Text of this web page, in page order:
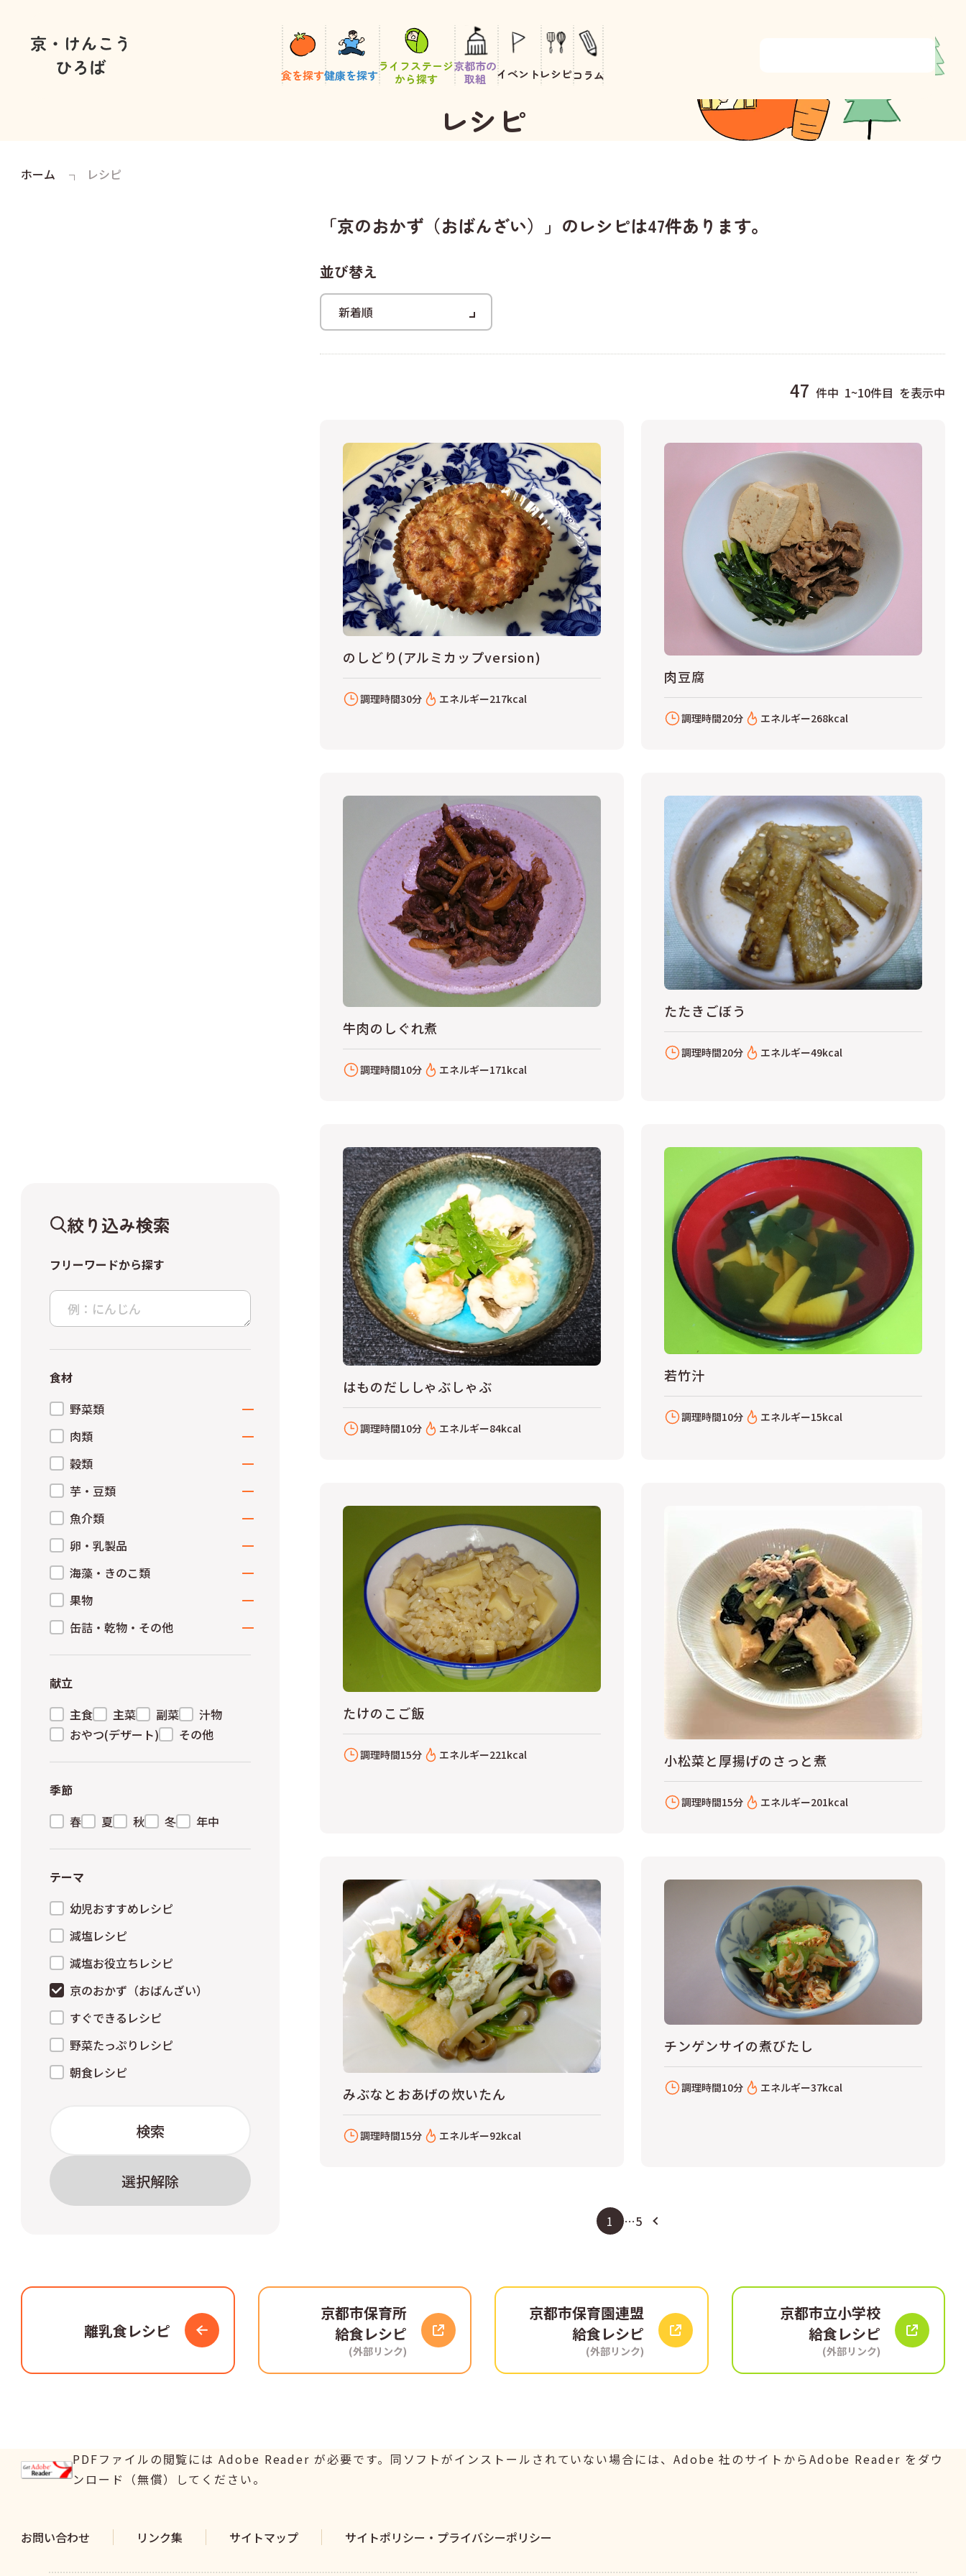
食を探す健康を探す
ライフステージ
から探す
京都市の
取組
イベントレシピコラム
レシピ
ホーム レシピ
絞り込み検索
フリーワードから探す
食材
野菜類
青菜類
その他緑黄色野菜
根菜類
その他淡色野菜
肉類
鶏肉
豚肉
牛肉
ひき肉
肉加工品・その他肉類
穀類
パン
ごはん
麺類
その他穀類
芋・豆類
さつまいも
さといも
じゃがいも
その他芋類
大豆・大豆加工品
魚介類
白身魚
赤身魚
青魚
えび・いか・たこ
卵・乳製品
卵
乳製品
海藻・きのこ類
海藻類
きのこ類
果物
缶詰・乾物・その他
缶詰
その他
献立
主食
主菜 副菜
汁物
おやつ(デザート)
その他
季節
春
夏 秋 冬 年中
テーマ
幼児おすすめレシピ
減塩レシピ
減塩お役立ちレシピ
京のおかず（おばんざい）
すぐできるレシピ
野菜たっぷりレシピ
朝食レシピ
検索
選択解除
「京のおかず（おばんざい）」のレシピは47件あります。
並び替え
47 件中 1~10件目 を表示中
のしどり(アルミカップversion)
調理時間30分 エネルギー217kcal
肉豆腐
調理時間20分 エネルギー268kcal
牛肉のしぐれ煮
調理時間10分 エネルギー171kcal
たたきごぼう
調理時間20分 エネルギー49kcal
はものだししゃぶしゃぶ
調理時間10分 エネルギー84kcal
若竹汁
調理時間10分 エネルギー15kcal
たけのこご飯
調理時間15分 エネルギー221kcal 小松菜と厚揚げのさっと煮
調理時間15分 エネルギー201kcal
みぶなとおあげの炊いたん
調理時間15分 エネルギー92kcal
チンゲンサイの煮びたし
調理時間10分 エネルギー37kcal
1 …5
離乳食レシピ
京都市保育所
給食レシピ
(外部リンク)
京都市保育園連盟
給食レシピ
(外部リンク)
京都市立小学校
給食レシピ
(外部リンク)
PDFファイルの閲覧には Adobe Reader が必要です。同ソフトがインストールされていない場合には、Adobe 社のサイトからAdobe Reader をダウ
ンロード（無償）してください。
お問い合わせ リンク集 サイトマップ サイトポリシー・ プライバシーポリシー